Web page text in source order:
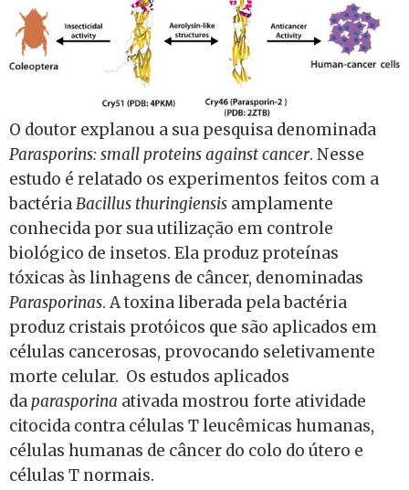
O doutor explanou a sua pesquisa denominada
Parasporins: small proteins against cancer. Nesse
estudo é relatado os experimentos feitos com a
bactériaBacillus thuringiensis amplamente
conhecida por sua utilização em controle
biológico de insetos. Ela produz proteínas
tóxicas às linhagens de câncer, denominadas
Parasporinas. A toxina liberada pela bactéria
produz cristais protóicos que são aplicados em
células cancerosas, provocando seletivamente
morte celular. Os estudos aplicados
daparasporina ativada mostrou forte atividade
citocida contra células T leucêmicas humanas,
células humanas de câncer do colo do útero e
células T normais.